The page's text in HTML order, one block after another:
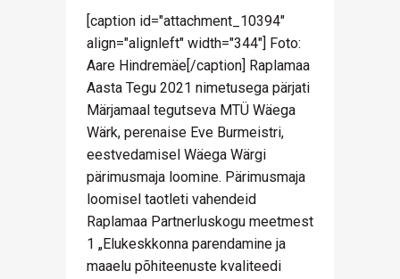
[caption id="attachment_10394"
align="alignleft" width="344"] Foto:
Aare Hindremäe[/caption] Raplamaa
Aasta Tegu 2021 nimetusega pärjati
Märjamaal tegutseva MTÜ Wäega
Wärk, perenaise Eve Burmeistri,
eestvedamisel Wäega Wärgi
pärimusmaja loomine. Pärimusmaja
loomisel taotleti vahendeid
Raplamaa Partnerluskogu meetmest
1 „Elukeskkonna parendamine ja
maaelu põhiteenuste kvaliteedi